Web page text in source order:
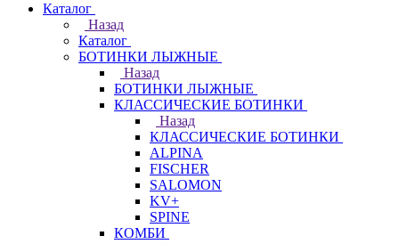
Каталог
Назад
Каталог
БОТИНКИ ЛЫЖНЫЕ
Назад
БОТИНКИ ЛЫЖНЫЕ
КЛАССИЧЕСКИЕ БОТИНКИ
Назад
КЛАССИЧЕСКИЕ БОТИНКИ
ALPINA
FISCHER
SALOMON
KV+
SPINE
КОМБИ